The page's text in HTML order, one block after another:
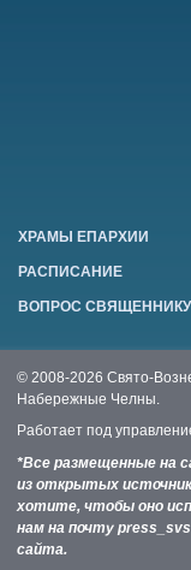
ХРАМЫ ЕПАРХИИ
РАСПИСАНИЕ
ВОПРОС СВЯЩЕННИКУ
© 2008-2026 Свято-
Набережные Челны.
Работает под
*Все размещенные на
из открытых
хотите, чтобы оно
нам на почту
сайта.